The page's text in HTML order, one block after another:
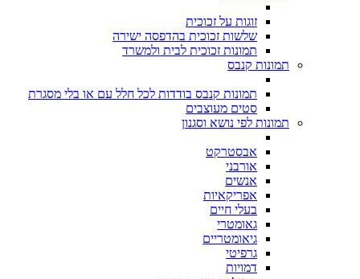
זוגות על זכוכית
שלשות זכוכית בהדפסה ישירה
תמונות זכוכית לבית ולמשרד
תמונות קנבס
תמונות קנבס בודדות לכל חלל עם או בלי מסגרת
סטים מעוצבים
תמונות לפי נושא וסגנון
אבסטרקט
אורבני
אנשים
אפריקאיות
בעלי חיים
גאומטרי
גיאומטריים
גרפיטי
דמויות